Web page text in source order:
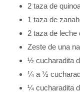
2 taza de
1 taza de
2 taza de leche
Zeste de una
½ cucharadita
¼ a ½
¼ cucharadita